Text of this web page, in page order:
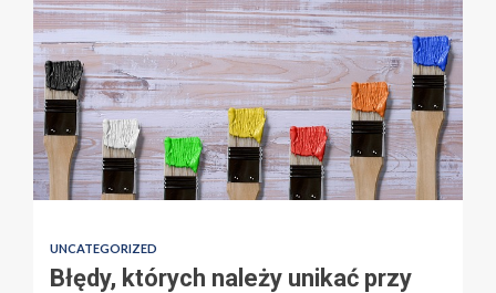
UNCATEGORIZED
Błędy, których należy unikać przy